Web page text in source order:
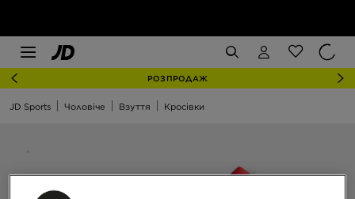
РОЗПРОДАЖ
JD Sports Чоловіче Взуття Кросівки